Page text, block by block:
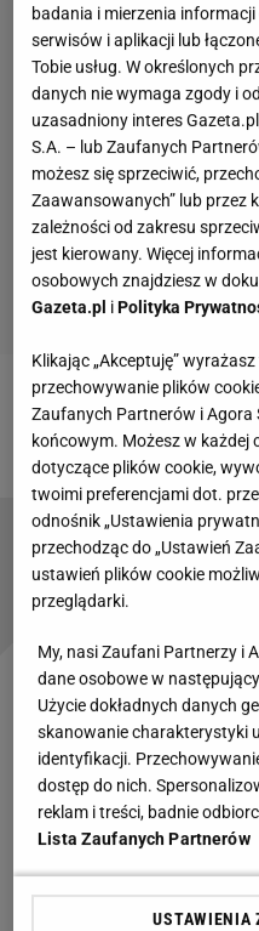
Zobacz wideo"Odejście
kolosalny cios dla
Lionel Messi przemówił. "To
Niesamowite transfery"
"Czekałem na to
Francuski klub
kontrakt z olbrzymimi
każdy sezon plus
Finansowego Fair Play.
badania i mierzenia
serwisów i aplikacji lub
Tobie usług. W określonych
danych nie wymaga zgody i
uzasadniony interes
S.A. – lub Zaufanych
możesz się sprzeciwić,
Zaawansowanych” lub przez
zależności od zakresu
jest kierowany. Więcej
osobowych znajdziesz w
Gazeta.pl iPolityka
Klikając „Akceptuję”
przechowywanie plików
Zaufanych Partnerów i Agora
końcowym. Możesz w każdej
dotyczące plików cookie,
twoimi preferencjami dot.
odnośnik „Ustawienia
przechodząc do „Ustawień
ustawień plików cookie
przeglądarki.
My, nasi Zaufani Partnerzy i
dane osobowe w
Użycie dokładnych danych
skanowanie charakterystyki
identyfikacji.
dostęp do nich.
reklam i treści, badnie
Lista Zaufanych Partnerów
USTAWIENIA